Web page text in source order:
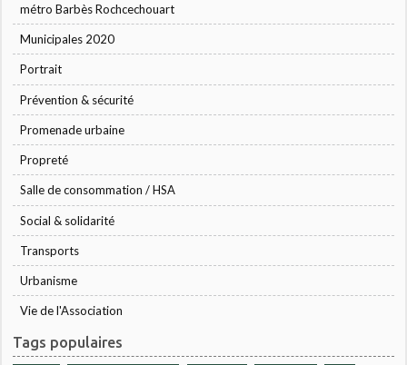
métro Barbès Rochcechouart
Municipales 2020
Portrait
Prévention & sécurité
Promenade urbaine
Propreté
Salle de consommation / HSA
Social & solidarité
Transports
Urbanisme
Vie de l'Association
Tags populaires